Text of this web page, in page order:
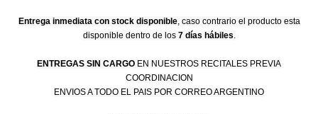
Entrega inmediata con stock disponible, caso contrario el producto esta
disponible dentro de los7 días hábiles
ENTREGAS SIN CARGO EN NUESTROS RECITALES PREVIA
COORDINACION
ENVIOS A TODO EL PAIS POR CORREO ARGENTINO